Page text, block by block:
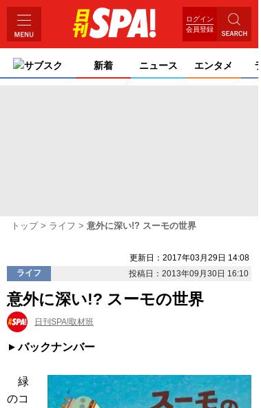
ログイン
会員登録
サブスク 新着 ニュース エンタメ
トップ ライフ 意外に深い!? スーモの世界
更新日：2017年03月29日 14:08
ライフ
投稿日：2013年09月30日 16:10
意外に深い!? スーモの世界
日刊SPA!取材班
バックナンバー
緑
のコ